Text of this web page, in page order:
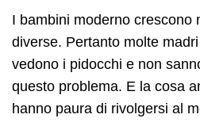
I bambini moderno crescono
diverse. Pertanto molte
vedono i pidocchi e non
questo problema. E la cosa
hanno paura di rivolgersi al